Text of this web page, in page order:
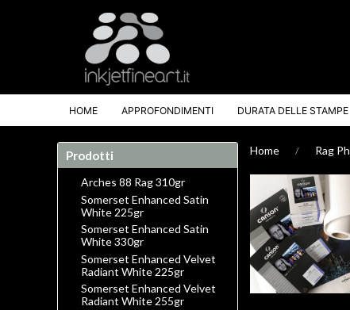
HOME APPROFONDIMENTI DURATA DELLE STAMPE
Home Rag
Prodotti
Arches 88 Rag 310gr
Somerset Enhanced Satin
White 225gr
Somerset Enhanced Satin
White 330gr
Somerset Enhanced Velvet
Radiant White 225gr
Somerset Enhanced Velvet
Radiant White 255gr